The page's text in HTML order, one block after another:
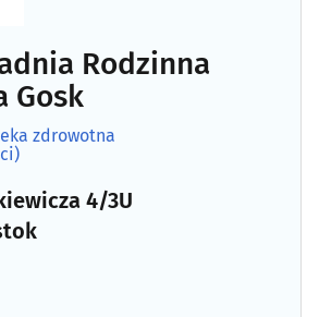
Rodzinna
Gosk
zdrowotna
4/3U